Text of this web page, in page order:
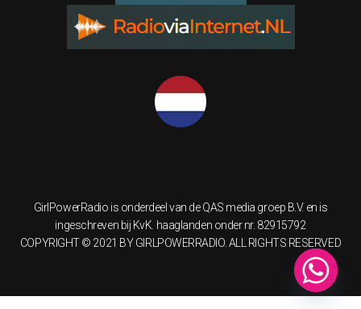
GirlPowerRadio is onderdeel van de QAS media groep B.V. en is
ingeschreven bij KvK. haaglanden onder nr. 82915792
COPYRIGHT © 2021 BY GIRLPOWERRADIO. ALL RIGHTS RESERVED